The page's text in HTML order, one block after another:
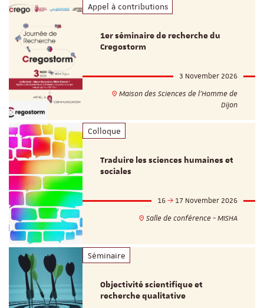
Appel à contributions
1er séminaire de recherche du
Cregostorm
3 November 2026
Maison des Sciences de l'Homme de
Dijon
Colloque
Traduire les sciences humaines et
sociales
16
17 November 2026
Salle de conférence - MISHA
Séminaire
Objectivité scientifique et
recherche qualitative